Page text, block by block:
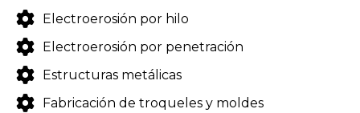
Electroerosión por hilo
Electroerosión por penetración
Estructuras metálicas
Fabricación de troqueles y moldes